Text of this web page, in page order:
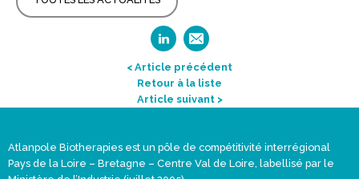
< Article précédent
Retour à la liste
Article suivant >
Atlanpole Biotherapies est un pôle de compétitivité interrégional
Pays de la Loire – Bretagne – Centre Val de Loire, labellisé par le